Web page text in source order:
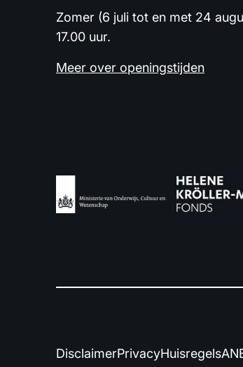
Zomer (6 juli tot en met 24
17.00 uur.
Meer over openingstijden
DisclaimerPrivacyHuisregels